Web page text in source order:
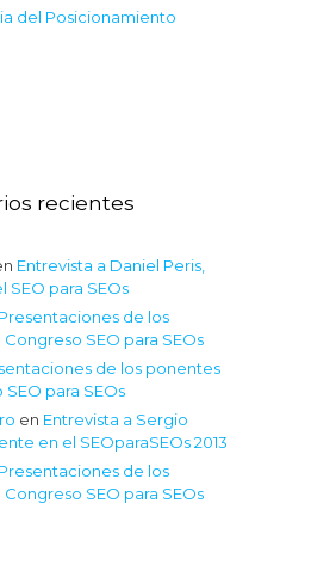
del Posicionamiento
recientes
Entrevista a Daniel Peris,
SEO para SEOs
Presentaciones de los
SEO para SEOs
de los ponentes
para SEOs
en Entrevista a Sergio
en el SEOparaSEOs 2013
Presentaciones de los
SEO para SEOs